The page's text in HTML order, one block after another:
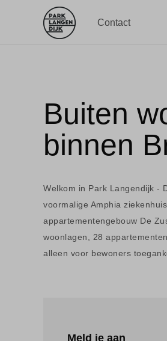
Contact
Buiten
binnen
Welkom in Park Langendijk -
voormalige Amphia
appartementengebouw De
woonlagen, 28
alleen voor bewoners
Meld je aan